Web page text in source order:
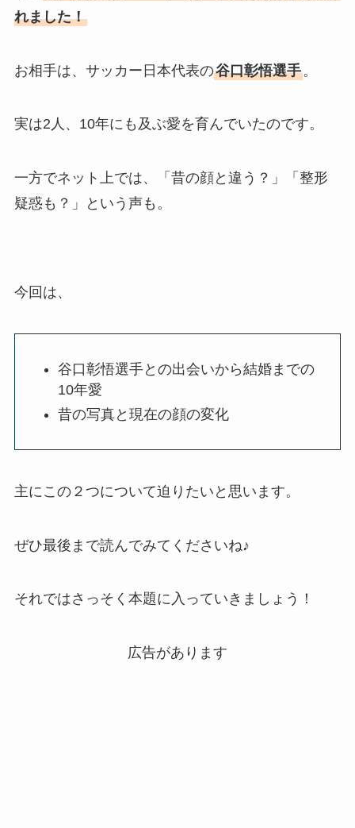
れました！
お相手は、サッカー日本代表の谷口彰悟選手。
実は2人、10年にも及ぶ愛を育んでいたのです。
一方でネット上では、「昔の顔と違う？」「整形
疑惑も？」という声も。
今回は、
谷口彰悟選手との出会いから結婚までの
10年愛
昔の写真と現在の顔の変化
主にこの２つについて迫りたいと思います。
ぜひ最後まで読んでみてくださいね♪
それではさっそく本題に入っていきましょう！
広告があります